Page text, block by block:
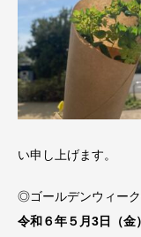
い申し上げます。
◎ゴールデンウィー
令和６年５月3日（金